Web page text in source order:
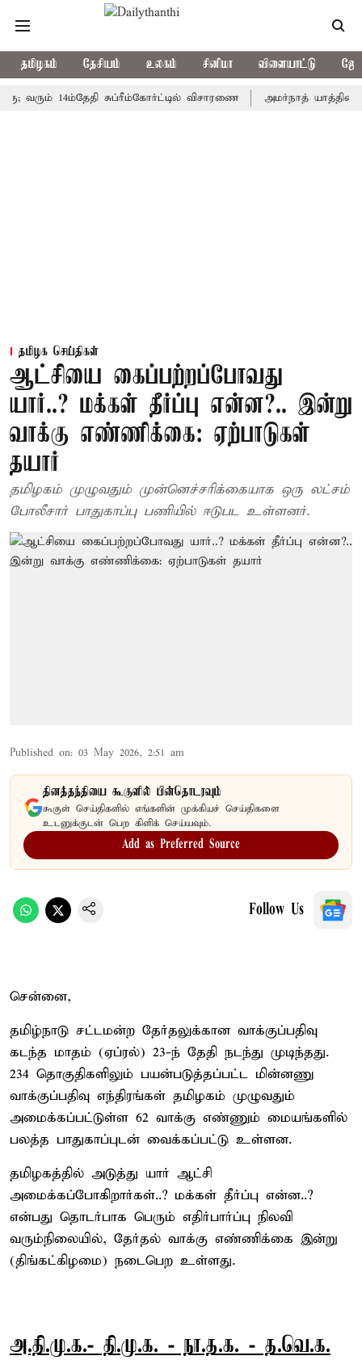
தமிழகம் தேசியம் உலகம் சினிமா விளையாட்டு
14ம்தேதி சுப்ரீம்கோர்ட்டில் விசாரணை அமர்நாத் யாத்திரை
தமிழக செய்திகள்
ஆட்சியை கைப்பற்றப்போவது
யார்..? மக்கள் தீர்ப்பு என்ன?.. இன்று
வாக்கு எண்ணிக்கை: ஏற்பாடுகள்
தயார்
தமிழகம் முழுவதும் முன்னெச்சரிக்கையாக ஒரு லட்சம்
போலீசார் பாதுகாப்பு பணியில் ஈடுபட உள்ளனர்.
Published on: 03 May 2026, 2:51 am
தினத்தந்தியை கூகுளில் பின்தொடரவும்
கூகுள் செய்திகளில் எங்களின் முக்கியச் செய்திகளை
உடனுக்குடன் பெற கிளிக் செய்யவும்.
Add as Preferred Source
Follow Us
சென்னை,
தமிழ்நாடு சட்டமன்ற தேர்தலுக்கான வாக்குப்பதிவு
கடந்த மாதம் (ஏப்ரல்) 23-ந் தேதி நடந்து முடிந்தது.
234 தொகுதிகளிலும் பயன்படுத்தப்பட்ட மின்னணு
வாக்குப்பதிவு எந்திரங்கள் தமிழகம் முழுவதும்
அமைக்கப்பட்டுள்ள 62 வாக்கு எண்ணும் மையங்களில்
பலத்த பாதுகாப்புடன் வைக்கப்பட்டு உள்ளன.
தமிழகத்தில் அடுத்து யார் ஆட்சி
அமைக்கப்போகிறார்கள்..? மக்கள் தீர்ப்பு என்ன..?
என்பது தொடர்பாக பெரும் எதிர்பார்ப்பு நிலவி
வரும்நிலையில், தேர்தல் வாக்கு எண்ணிக்கை இன்று
(திங்கட்கிழமை) நடைபெற உள்ளது.
அ.தி.மு.க.- தி.மு.க. - நா.த.க. - த.வெ.க.